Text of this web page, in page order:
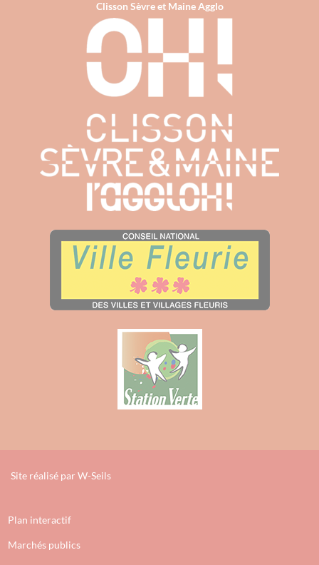
Clisson Sèvre et Maine Agglo
Site réalisé par W-Seils
Plan interactif
Marchés publics